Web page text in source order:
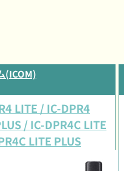
(ICOM)
LITE / IC-DPR4
/ IC-DPR4C LITE
LITE PLUS